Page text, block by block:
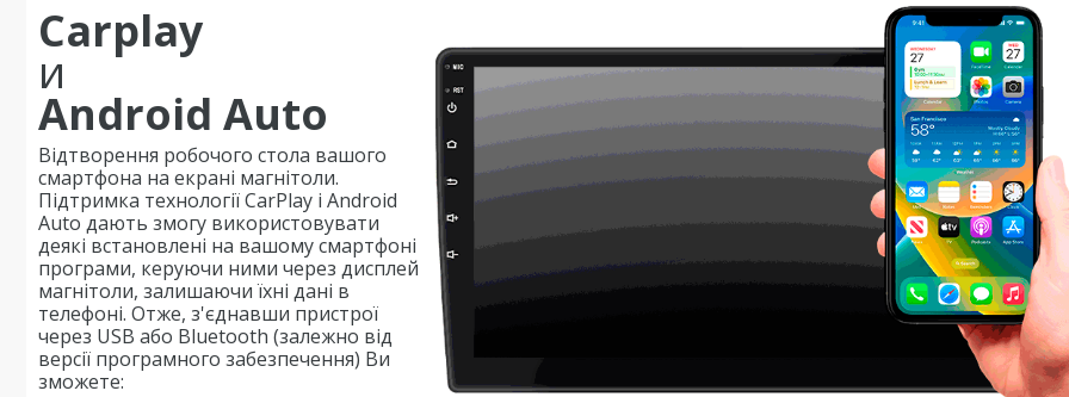
Carplay
и
Android Auto
Відтворення робочого стола вашого
смартфона на екрані магнітоли.
Підтримка технології CarPlay і Android
Auto дають змогу використовувати
деякі встановлені на вашому смартфоні
програми, керуючи ними через дисплей
магнітоли, залишаючи їхні дані в
телефоні. Отже, з'єднавши пристрої
через USB або Bluetooth (залежно від
версії програмного забезпечення) Ви
зможете: